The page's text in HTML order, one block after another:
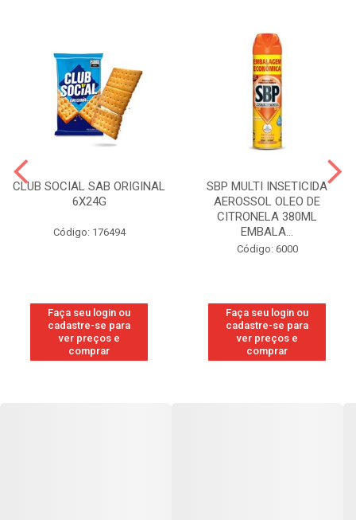
CLUB SOCIAL SAB ORIGINAL
6X24G
Código: 176494
Faça seu login ou
cadastre-se para
ver preços e
comprar
SBP MULTI INSETICIDA
AEROSSOL OLEO DE
CITRONELA 380ML
EMBALA...
Código: 6000
Faça seu login ou
cadastre-se para
ver preços e
comprar